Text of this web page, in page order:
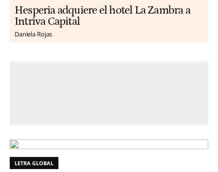
Hesperia adquiere el hotel La Zambra a
Intriva Capital
Daniela Rojas
LETRA GLOBAL